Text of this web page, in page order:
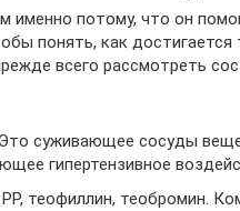
именно потому, что он
понять, как достигается
всего рассмотреть
суживающее сосуды
гипертензивное
теофиллин, теобромин.